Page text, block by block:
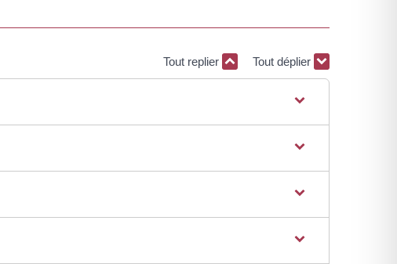
Tout replier Tout déplier